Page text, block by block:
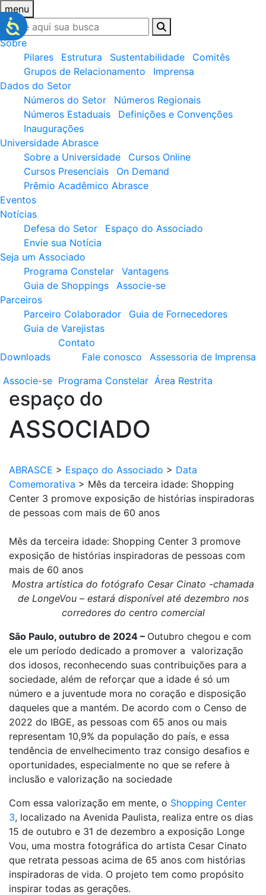
menu
Sobre
Pilares
Estrutura Sustentabilidade
Comitês
Grupos de Relacionamento
Imprensa
Dados do Setor
Números do Setor
Números Regionais
Números Estaduais
Definições e Convenções
Inaugurações
Universidade Abrasce
Sobre a Universidade
Cursos Online
Cursos Presenciais
On Demand
Prêmio Acadêmico Abrasce
Eventos
Notícias
Defesa do Setor
Espaço do Associado
Envie sua Notícia
Seja um Associado
Programa Constelar
Vantagens
Guia de Shoppings
Associe-se
Parceiros
Parceiro Colaborador
Guia de Fornecedores
Guia de Varejistas
Downloads
Contato
Fale conosco
Assessoria de Imprensa
Associe-se Programa Constelar Área Restrita
espaço do
ASSOCIADO
ABRASCE > Espaço do Associado > Data
Comemorativa > Mês da terceira idade: Shopping
Center 3 promove exposição de histórias inspiradoras
de pessoas com mais de 60 anos
Mês da terceira idade: Shopping Center 3 promove
exposição de histórias inspiradoras de pessoas com
mais de 60 anos
Mostra artística do fotógrafo Cesar Cinato -chamada
de LongeVou – estará disponível até dezembro nos
corredores do centro comercial
São Paulo, outubro de 2024 – Outubro chegou e com
ele um período dedicado a promover a valorização
dos idosos, reconhecendo suas contribuições para a
sociedade, além de reforçar que a idade é só um
número e a juventude mora no coração e disposição
daqueles que a mantém. De acordo com o Censo de
2022 do IBGE, as pessoas com 65 anos ou mais
representam 10,9% da população do país, e essa
tendência de envelhecimento traz consigo desafios e
oportunidades, especialmente no que se refere à
inclusão e valorização na sociedade​
Com essa valorização em mente, o Shopping Center
3, localizado na Avenida Paulista, realiza entre os dias
15 de outubro e 31 de dezembro a exposição Longe
Vou, uma mostra fotográfica do artista Cesar Cinato
que retrata pessoas acima de 65 anos com histórias
inspiradoras de vida. O projeto tem como propósito
inspirar todas as gerações.